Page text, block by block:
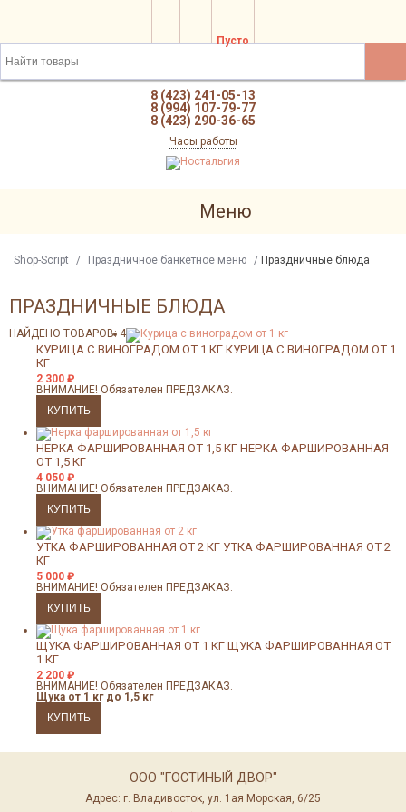
Пусто
8 (423) 241-05-13
8 (994) 107-79-77
8 (423) 290-36-65
Часы работы
Меню
Shop-Script / Праздничное банкетное меню / Праздничные блюда
ПРАЗДНИЧНЫЕ БЛЮДА
НАЙДЕНО ТОВАРОВ: 4
КУРИЦА С ВИНОГРАДОМ ОТ 1 КГ КУРИЦА С ВИНОГРАДОМ ОТ 1
КГ
2 300 ₽
ВНИМАНИЕ! Обязателен ПРЕДЗАКАЗ.
НЕРКА ФАРШИРОВАННАЯ ОТ 1,5 КГ НЕРКА ФАРШИРОВАННАЯ
ОТ 1,5 КГ
4 050 ₽
ВНИМАНИЕ! Обязателен ПРЕДЗАКАЗ.
УТКА ФАРШИРОВАННАЯ ОТ 2 КГ УТКА ФАРШИРОВАННАЯ ОТ 2
КГ
5 000 ₽
ВНИМАНИЕ! Обязателен ПРЕДЗАКАЗ.
ЩУКА ФАРШИРОВАННАЯ ОТ 1 КГ ЩУКА ФАРШИРОВАННАЯ ОТ
1 КГ
2 200 ₽
ВНИМАНИЕ! Обязателен ПРЕДЗАКАЗ.
Щука от 1 кг до 1,5 кг
ООО "ГОСТИНЫЙ ДВОР"
Адрес: г. Владивосток, ул. 1ая Морская, 6/25